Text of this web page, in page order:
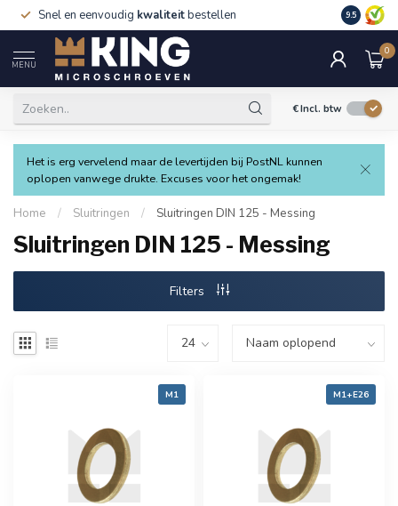
Snel en eenvoudig kwaliteitbestellen 9.5
MENU
0
€Incl. btw
Het is erg vervelend maar de levertijden bij PostNL kunnen
oplopen vanwege drukte. Excuses voor het ongemak!
Home / Sluitringen / Sluitringen DIN 125 - Messing
Sluitringen DIN 125 - Messing
Filters
M1 M1+E26